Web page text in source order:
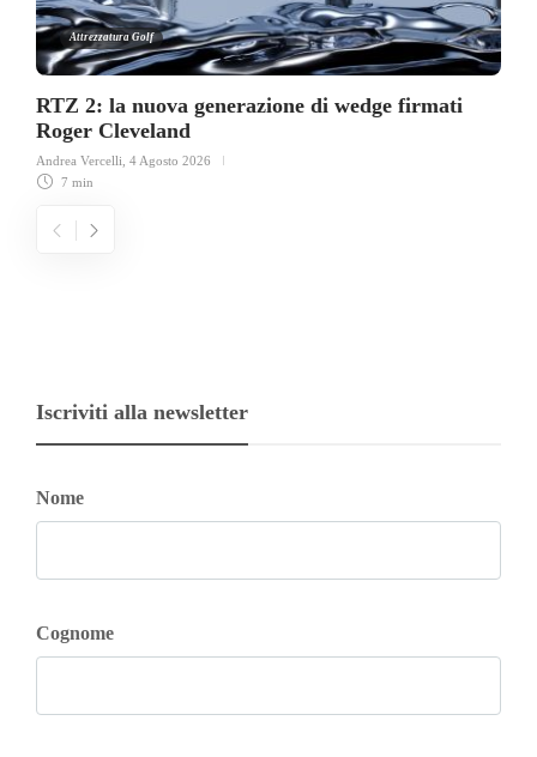
Attrezzatura Golf
RTZ 2: la nuova generazione di wedge firmati
Roger Cleveland
Andrea Vercelli 4 Agosto 2026
7 min
Iscriviti alla newsletter
Nome
Cognome